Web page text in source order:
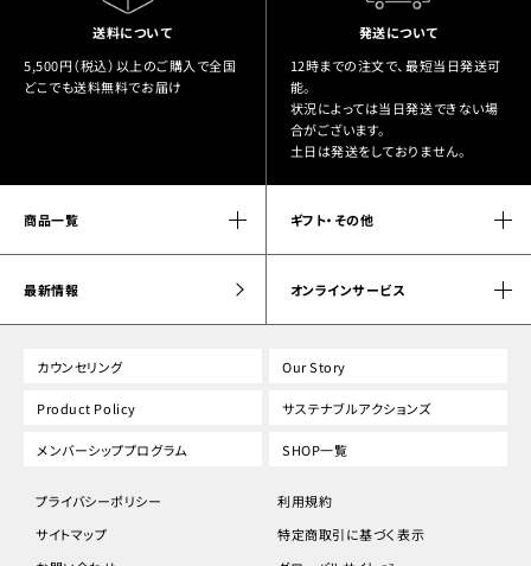
送料について
5,500円（税込）以上のご購入で全国
どこでも送料無料でお届け
発送について
12時までの注文で、最短当日発送可
能。
状況によっては当日発送できない場
合がございます。
土日は発送をしておりません。
商品一覧 ギフト・その他
最新情報 オンラインサービス
カウンセリング Our Story
Product Policy サステナブルアクションズ
メンバーシッププログラム SHOP一覧
プライバシーポリシー
利用規約
サイトマップ
特定商取引に基づく表示